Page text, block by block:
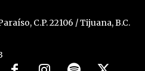
C.P. 22106 / Tijuana, B.C.